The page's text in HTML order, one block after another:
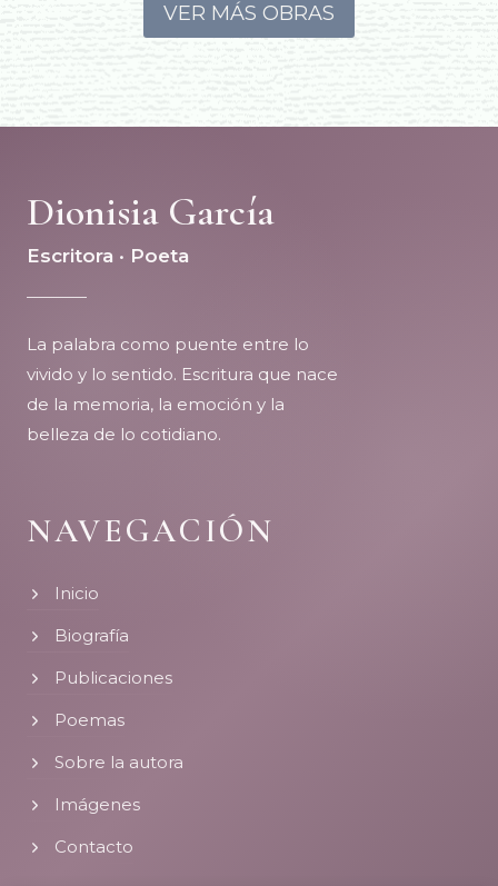
VER MÁS OBRAS
Dionisia García
Escritora · Poeta
La palabra como puente entre lo
vivido y lo sentido. Escritura que nace
de la memoria, la emoción y la
belleza de lo cotidiano.
NAVEGACIÓN
Inicio
Biografía
Publicaciones
Poemas
Sobre la autora
Imágenes
Contacto